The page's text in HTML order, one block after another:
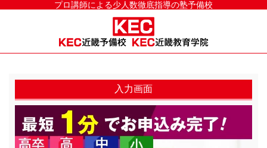
プロ講師による少人数徹底指導の塾予備校
入力画面